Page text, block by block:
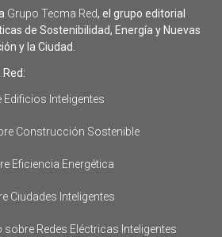
Grupo Tecma Red, el grupo editorial
de Sostenibilidad, Energía y Nuevas
y la Ciudad.
Edificios Inteligentes
Construcción Sostenible
Eficiencia Energética
Ciudades Inteligentes
sobre Redes Eléctricas Inteligentes